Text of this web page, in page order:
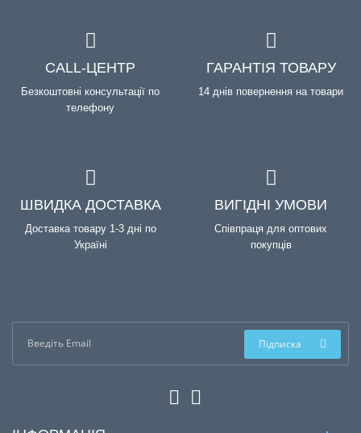
CALL-ЦЕНТР
Безкоштовні консультації по
телефону
ГАРАНТІЯ ТОВАРУ
14 днів повернення на товари
ШВИДКА ДОСТАВКА
Доставка товару 1-3 дні по
Україні
ВИГІДНІ УМОВИ
Співпраця для оптових
покупців
Підписка